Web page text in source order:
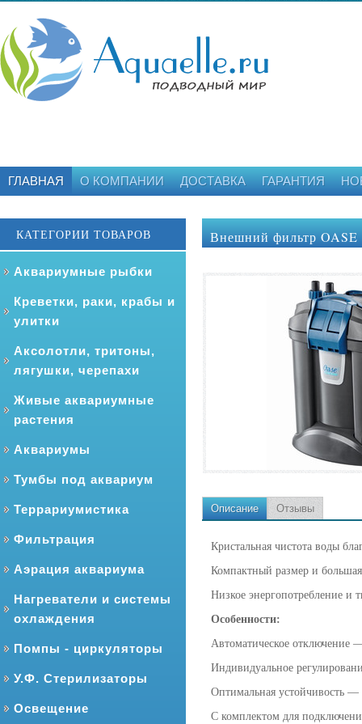
ГЛАВНАЯ О КОМПАНИИ ДОСТАВКА ГАРАНТИЯ
КАТЕГОРИИ ТОВАРОВ
Аквариумные рыбки
Креветки, раки, крабы и
улитки
Аксолотли, тритоны,
лягушки, черепахи
Живые аквариумные
растения
Аквариумы
Тумбы под аквариум
Террариумистика
Фильтрация
Аэрация аквариума
Нагреватели и системы
охлаждения
Помпы - циркуляторы
У.Ф. Стерилизаторы
Освещение
Внешний фильтр OASE
Описание Отзывы
Кристальная чистота воды
Компактный размер и
Низкое энергопотребление и
Особенности:
Автоматическое отключение
Индивидуальное
Оптимальная устойчивость —
С комплектом для